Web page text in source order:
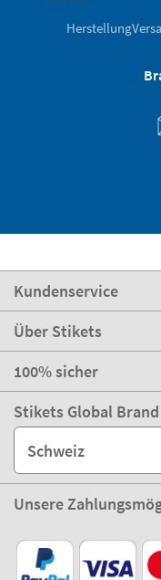
Herstellung
Kundenservice
Über Stikets
100% sicher
Stikets Global Brand
Schweiz
Unsere